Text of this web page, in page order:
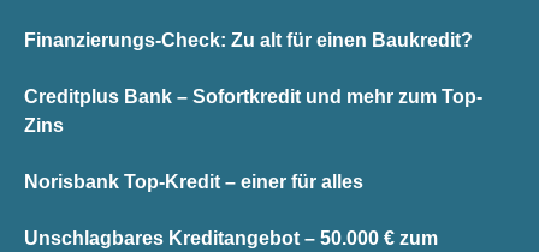
Finanzierungs-Check: Zu alt für einen Baukredit?
Creditplus Bank – Sofortkredit und mehr zum Top-
Zins
Norisbank Top-Kredit – einer für alles
Unschlagbares Kreditangebot – 50.000 € zum